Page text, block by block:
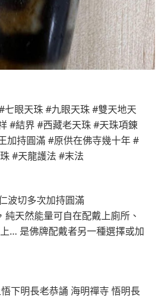
眼天珠 #九眼天珠 #雙天地天
#結界 #西藏老天珠 #天珠項錬
加持圓滿 #原供在佛寺幾十年 #
#天龍護法 #末法
波切多次加持圓滿
天然能量可自在配戴上廁所、
… 是佛牌配戴者另一種選擇或加
下明長老恭誦 海明禪寺 悟明長